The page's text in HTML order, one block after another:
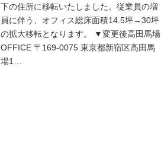
下の住所に移転いたしました。従業員の増
員に伴う、オフィス総床面積14.5坪→30坪
の拡大移転となります。 ▼変更後高田馬場
OFFICE 〒169-0075 東京都新宿区高田馬
場1…